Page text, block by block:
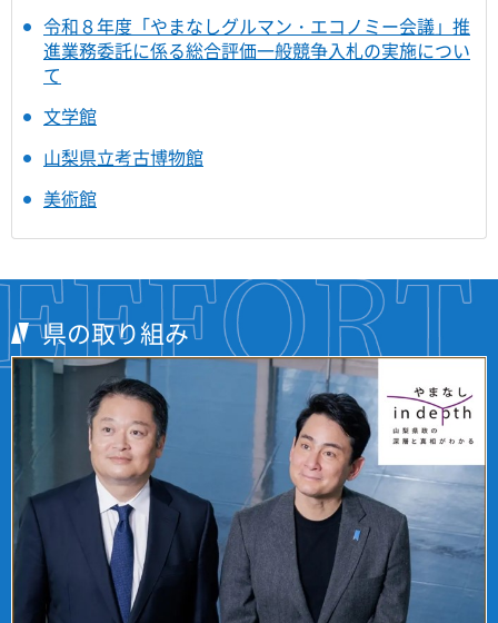
令和８年度「やまなしグルマン・エコノミー会議」推
進業務委託に係る総合評価一般競争入札の実施につい
て
文学館
山梨県立考古博物館
美術館
県の取り組み